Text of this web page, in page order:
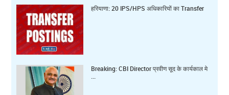
हरियाणा: 20 IPS/HPS अधिकारियों का Transfer
Breaking: CBI Director प्रवीण सूद के कार्यकाल मे